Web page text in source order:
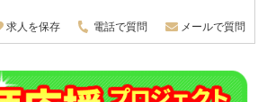
求人を保存 電話で質問 メールで質問